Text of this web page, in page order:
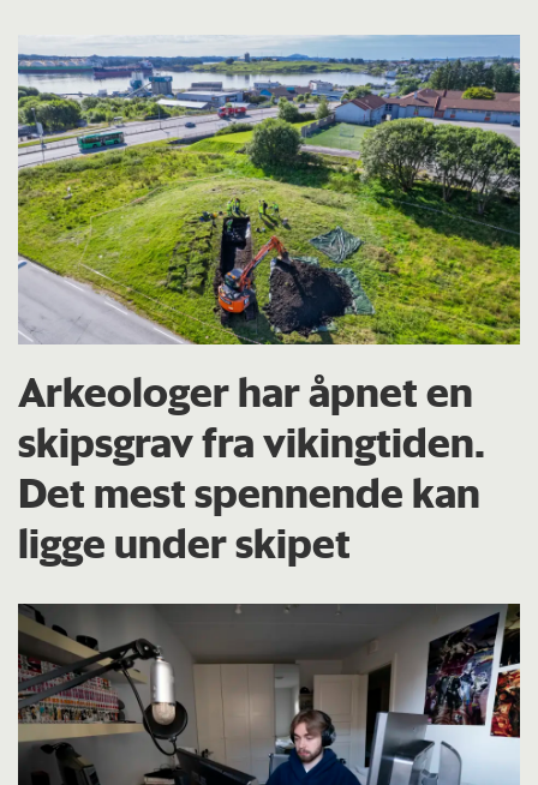
Arkeologer har åpnet en
skipsgrav fra vikingtiden.
Det mest spennende kan
ligge under skipet